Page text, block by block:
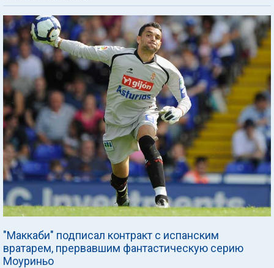
"Маккаби" подписал контракт с испанским
вратарем, прервавшим фантастическую серию
Моуриньо